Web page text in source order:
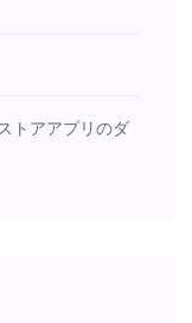
トアアプリのダ